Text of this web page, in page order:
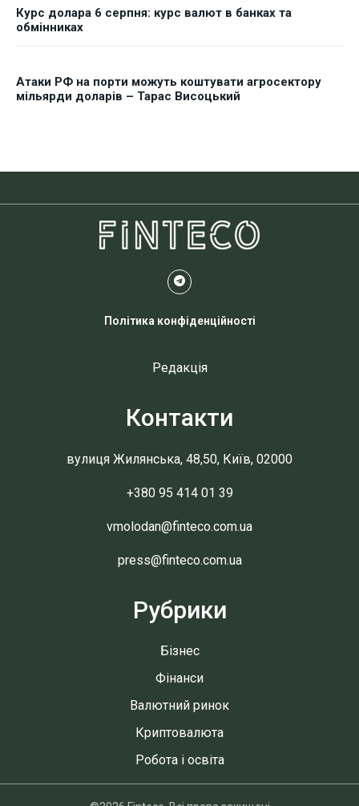
Курс долара 6 серпня: курс валют в банках та
обмінниках
Атаки РФ на порти можуть коштувати агросектору
мільярди доларів – Тарас Висоцький
Політика конфіденційності
Редакція
Контакти
вулиця Жилянська, 48,50, Київ, 02000
+380 95 414 01 39
vmolodan@finteco.com.ua
press@finteco.com.ua
Рубрики
Бізнес
Фінанси
Валютний ринок
Криптовалюта
Робота і освіта